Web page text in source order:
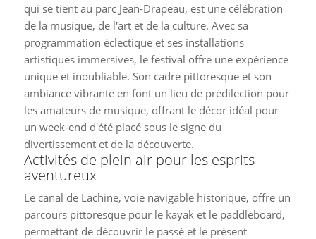
qui se tient au parc Jean-Drapeau, est une célébration
de la musique, de l'art et de la culture. Avec sa
programmation éclectique et ses installations
artistiques immersives, le festival offre une expérience
unique et inoubliable. Son cadre pittoresque et son
ambiance vibrante en font un lieu de prédilection pour
les amateurs de musique, offrant le décor idéal pour
un week-end d'été placé sous le signe du
divertissement et de la découverte.
Activités de plein air pour les esprits
aventureux
Le canal de Lachine, voie navigable historique, offre un
parcours pittoresque pour le kayak et le paddleboard,
permettant de découvrir le passé et le présent